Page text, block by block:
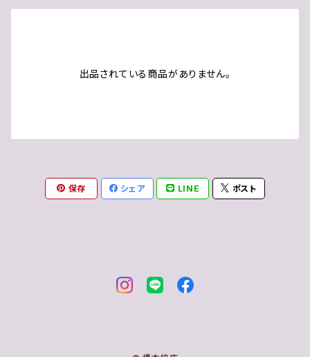
出品されている商品がありません。
保存 シェア LINE ポスト